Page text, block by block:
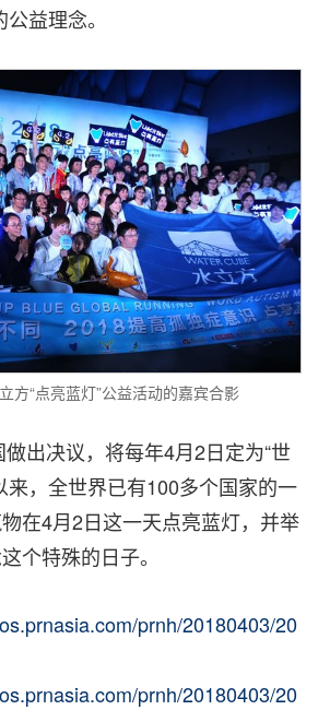
益理念。
方“点亮蓝灯”公益活动的嘉宾合影
出决议，将每年4月2日定为“世
来，全世界已有100多个国家的一
在4月2日这一天点亮蓝灯，并举
个特殊的日子。
prnh/20180403/20
prnh/20180403/20